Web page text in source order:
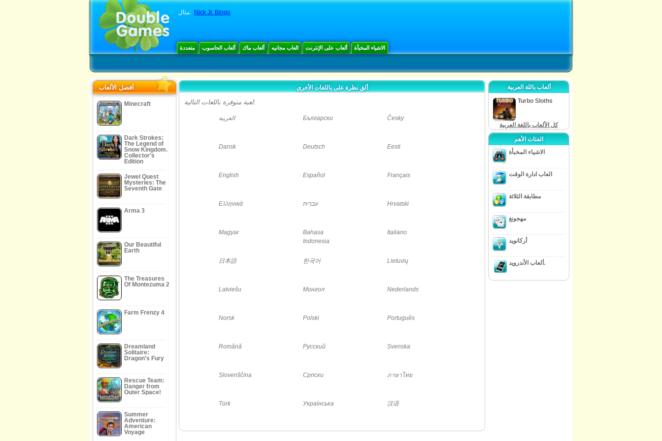
مثال: Nick Jr. Bingo
متعددة ألعاب الحاسوب ألعاب ماك العاب مجانيه ألعاب على الإنترنت الاشياء المخبأة
أفضل الألعاب
Minecraft
Dark Strokes:
The Legend of
Snow Kingdom.
Collector's
Edition
Jewel Quest
Mysteries: The
Seventh Gate
Arma 3
Our Beautiful
Earth
The Treasures
Of Montezuma 2
Farm Frenzy 4
Dreamland
Solitaire:
Dragon's Fury
Rescue Team:
Danger from
Outer Space!
Summer
Adventure:
American
Voyage
ألق نظرة على باللغات الأخرى
لعبة متوفرة باللغات التالية:
العربية Български Česky
Dansk Deutsch Eesti
English Español Français
Ελληνικά עברית Hrvatski
Magyar
Bahasa
Indonesia
Italiano
日本語 한국어 Lietuvių
Latviešu Монгол Nederlands
Norsk Polski Português
Română Русский Svenska
Slovenščina Српски ภาษาไทย
Türk Українська 汉语
ألعاب باللة العربية
Turbo Sloths
كل الألعاب باللغة العربية
الفئات الأهم
الاشياء المخبأة
العاب ادارة الوقت
مطابقة الثلاثة
مهجونغ
أركانويد
ألعاب الأندرويد.